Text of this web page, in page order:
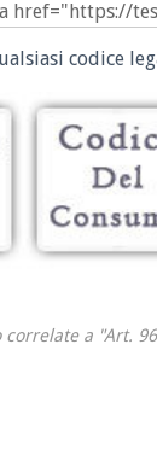
codice
a "Art.